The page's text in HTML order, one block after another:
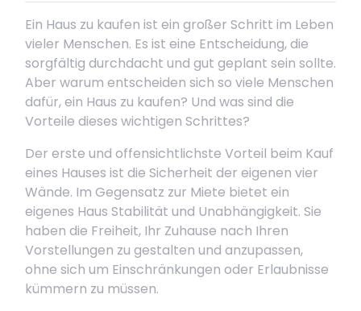
Ein Haus zu kaufen ist ein großer Schritt im Leben
vieler Menschen. Es ist eine Entscheidung, die
sorgfältig durchdacht und gut geplant sein sollte.
Aber warum entscheiden sich so viele Menschen
dafür, ein Haus zu kaufen? Und was sind die
Vorteile dieses wichtigen Schrittes?
Der erste und offensichtlichste Vorteil beim Kauf
eines Hauses ist die Sicherheit der eigenen vier
Wände. Im Gegensatz zur Miete bietet ein
eigenes Haus Stabilität und Unabhängigkeit. Sie
haben die Freiheit, Ihr Zuhause nach Ihren
Vorstellungen zu gestalten und anzupassen,
ohne sich um Einschränkungen oder Erlaubnisse
kümmern zu müssen.